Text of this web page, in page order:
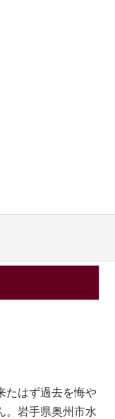
たはず過去を悔や
。岩手県奥州市水